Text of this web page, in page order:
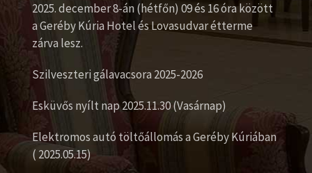
2025. december 8-án (hétfőn) 09 és 16 óra között
a Geréby Kúria Hotel és Lovasudvar étterme
zárva lesz.
Szilveszteri gálavacsora 2025-2026
Esküvős nyílt nap 2025.11.30 (Vasárnap)
Elektromos autó töltőállomás a Geréby Kúriában
( 2025.05.15)